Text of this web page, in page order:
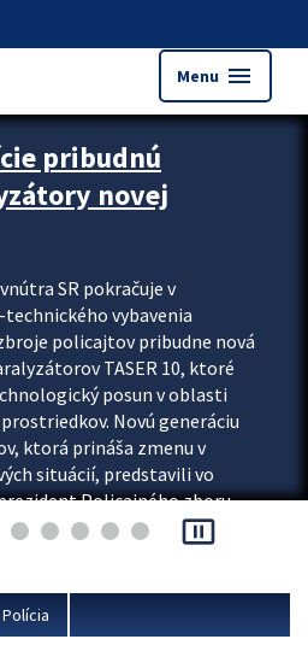
Menu menu
pribudnú
novej
SR pokračuje v
vybavenia
policajtov pribudne nová
TASER 10, ktoré
posun v oblasti
Novú generáciu
ktorá prináša zmenu v
situácií, predstavili vo
Policajného zboru
odboru výcviku...
pause_presentation
Polícia